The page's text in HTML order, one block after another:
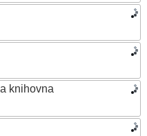
knihovna